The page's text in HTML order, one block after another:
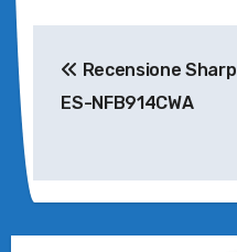
articoli
Recensione Sharp
ES-NFB914CWA